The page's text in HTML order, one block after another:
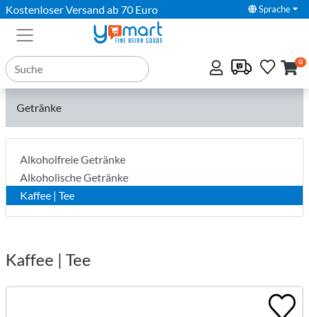
Kostenloser Versand ab 70 Euro Sprache
0
Getränke
Alkoholfreie Getränke
Alkoholische Getränke
Kaffee | Tee
Kaffee | Tee